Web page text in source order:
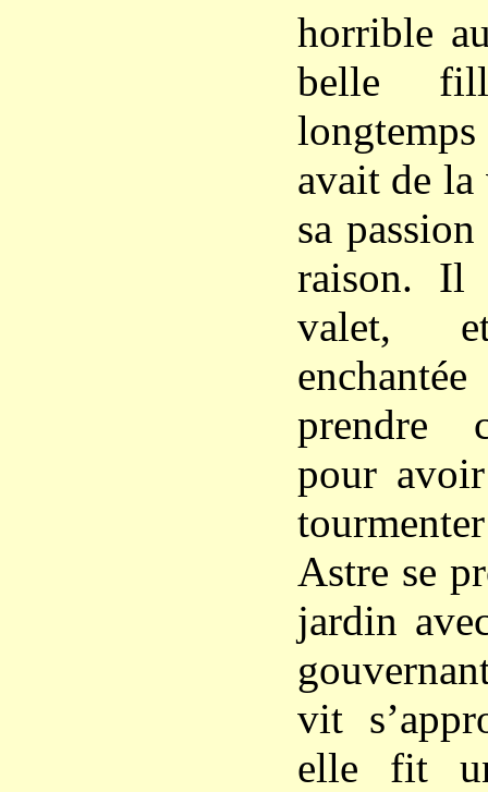
horrible
belle
avait de
sa
raison. Il
valet,
prendre
pour
Astre se
jardin
vit
elle fit